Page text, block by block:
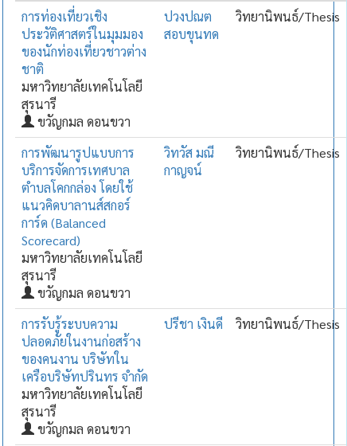
การท่องเที่ยวเชิง
ประวัติศาสตร์ในมุมมอง
ของนักท่องเที่ยวชาวต่าง
ชาติ
มหาวิทยาลัยเทคโนโลยี
สุรนารี
ขวัญกมล ดอนขวา
ปวงปณต
สอบขุนทด
วิทยานิพนธ์/Thesis
การพัฒนารูปแบบการ
บริการจัดการเทศบาล
ตำบลโคกกล่อง โดยใช้
แนวคิดบาลานส์สกอร์
การ์ด (Balanced
Scorecard)
มหาวิทยาลัยเทคโนโลยี
สุรนารี
ขวัญกมล ดอนขวา
วิทวัส มณี
กาญจน์
วิทยานิพนธ์/Thesis
การรับรู้ระบบความ
ปลอดภัยในงานก่อสร้าง
ของคนงาน บริษัทใน
เครือบริษัทปรินทร จำกัด
มหาวิทยาลัยเทคโนโลยี
สุรนารี
ขวัญกมล ดอนขวา
ปรีชา เงินดี วิทยานิพนธ์/Thesis